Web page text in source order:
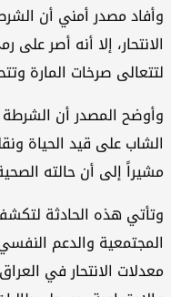
وأفاد مصدر أمني أن
الانتحار، إلا أنه أصر
لتتعالى صرخات المارة
وأوضح المصدر أن الشرطة
الشاب على قيد الحياة
مشيراً إلى أن حالته
وتأتي هذه الحادثة
المجتمعية والدعم
معدلات الانتحار في